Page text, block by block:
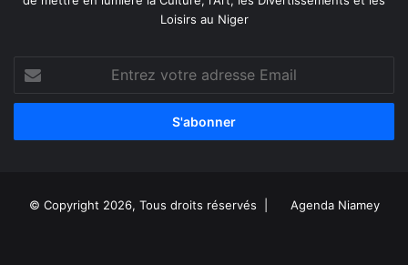
Loisirs au Niger
votre
adresse
© Copyright 2026, Tous droits réservés | Agenda Niamey